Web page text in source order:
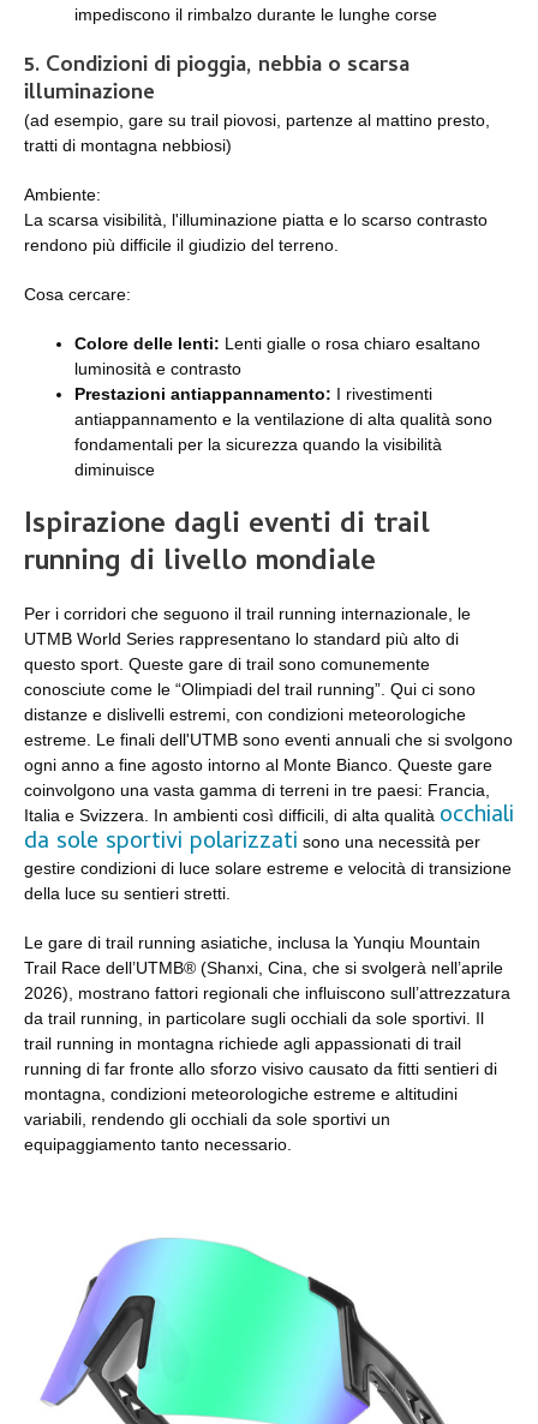
impediscono il rimbalzo durante le lunghe corse
5. Condizioni di pioggia, nebbia o scarsa
illuminazione
(ad esempio, gare su trail piovosi, partenze al mattino presto,
tratti di montagna nebbiosi)
Ambiente:
La scarsa visibilità, l'illuminazione piatta e lo scarso contrasto
rendono più difficile il giudizio del terreno.
Cosa cercare:
Colore delle lenti: Lenti gialle o rosa chiaro esaltano
luminosità e contrasto
Prestazioni antiappannamento: I rivestimenti
antiappannamento e la ventilazione di alta qualità sono
fondamentali per la sicurezza quando la visibilità
diminuisce
Ispirazione dagli eventi di trail
running di livello mondiale
Per i corridori che seguono il trail running internazionale, le
UTMB World Series rappresentano lo standard più alto di
questo sport. Queste gare di trail sono comunemente
conosciute come le “Olimpiadi del trail running”. Qui ci sono
distanze e dislivelli estremi, con condizioni meteorologiche
estreme. Le finali dell'UTMB sono eventi annuali che si svolgono
ogni anno a fine agosto intorno al Monte Bianco. Queste gare
coinvolgono una vasta gamma di terreni in tre paesi: Francia,
Italia e Svizzera. In ambienti così difficili, di alta qualità occhiali
da sole sportivi polarizzati sono una necessità per
gestire condizioni di luce solare estreme e velocità di transizione
della luce su sentieri stretti.
Le gare di trail running asiatiche, inclusa la Yunqiu Mountain
Trail Race dell’UTMB® (Shanxi, Cina, che si svolgerà nell’aprile
2026), mostrano fattori regionali che influiscono sull’attrezzatura
da trail running, in particolare sugli occhiali da sole sportivi. Il
trail running in montagna richiede agli appassionati di trail
running di far fronte allo sforzo visivo causato da fitti sentieri di
montagna, condizioni meteorologiche estreme e altitudini
variabili, rendendo gli occhiali da sole sportivi un
equipaggiamento tanto necessario.